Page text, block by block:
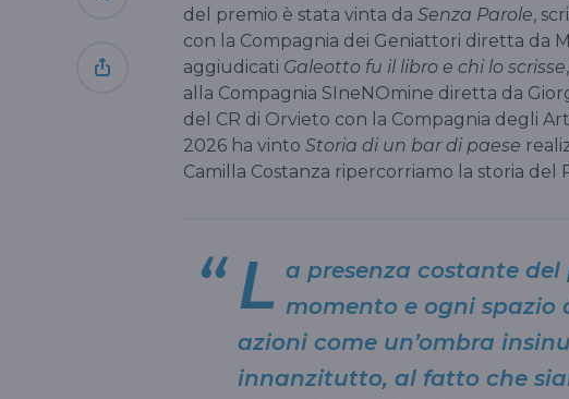
del premio è stata vinta da Senza Parole,
con la Compagnia dei Geniattori diretta da
aggiudicati Galeotto fu il libro e chi lo scrisse
alla Compagnia SIneNOmine diretta da
del CR di Orvieto con la Compagnia degli
2026 ha vinto Storia di un bar di paese
Camilla Costanza ripercorriamo la storia
L a presenza costante
momento e ogni spazio
azioni come un’ombra
innanzitutto, al fatto che